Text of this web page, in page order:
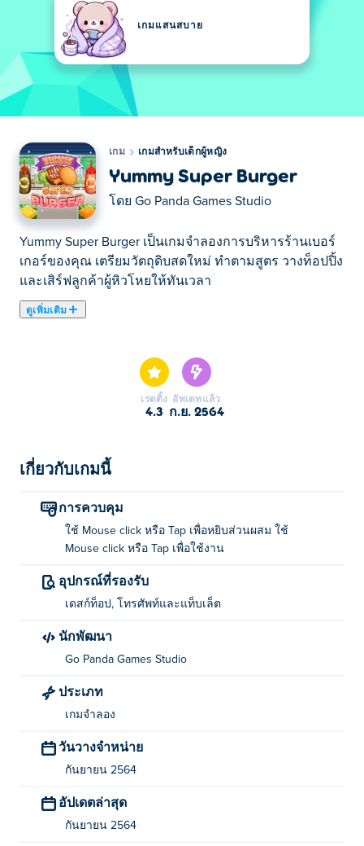
เกมแสนสบาย
เกม เกมสำหรับเด็กผู้หญิง
Yummy Super Burger
โดย Go Panda Games Studio
Yummy Super Burger เป็นเกมจำลองการบริหารร้านเบอร์
เกอร์ของคุณ เตรียมวัตถุดิบสดใหม่ ทำตามสูตร วางท็อปปิ้ง
และเสิร์ฟลูกค้าผู้หิวโหยให้ทันเวลา
ดูเพิ่มเติม
เรตติ้ง
4.3
อัพเดทแล้ว
ก.ย. 2564
เกี่ยวกับเกมนี้
การควบคุม
ใช้ Mouse click หรือ Tap เพื่อหยิบส่วนผสม ใช้
Mouse click หรือ Tap เพื่อใช้งาน
อุปกรณ์ที่รองรับ
เดสก์ท็อป, โทรศัพท์และแท็บเล็ต
นักพัฒนา
Go Panda Games Studio
ประเภท
เกมจำลอง
วันวางจำหน่าย
กันยายน 2564
อัปเดตล่าสุด
กันยายน 2564